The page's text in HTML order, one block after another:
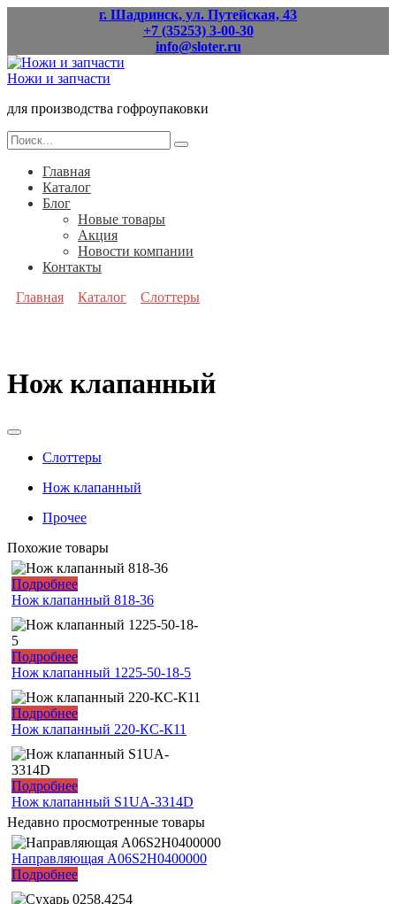
г. Шадринск, ул. Путейская, 43
+7 (35253) 3-00-30
info@sloter.ru
Ножи и запчасти
для производства гофроупаковки
Search
for:
Главная
Каталог
Блог
Новые товары
Акция
Новости компании
Контакты
Главная
Каталог Слоттеры
Нож клапанный
Слоттеры
Нож клапанный
Прочее
Похожие товары
Подробнее
Нож клапанный 818-36
Подробнее
Нож клапанный 1225-50-18-5
Подробнее
Нож клапанный 220-КС-К11
Подробнее
Нож клапанный S1UA-3314D
Недавно просмотренные товары
Направляющая A06S2H0400000
Подробнее